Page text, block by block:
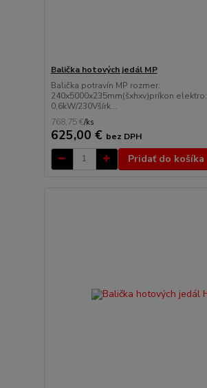
Balička hotových jedál MP
Balička potravín MP rozmer:
240x5000x235mm(šxhxv)príkon elektro:
0,6kW/230Všírk...
768,75 €/ks
625,00 € bez DPH
Pridať do košíka